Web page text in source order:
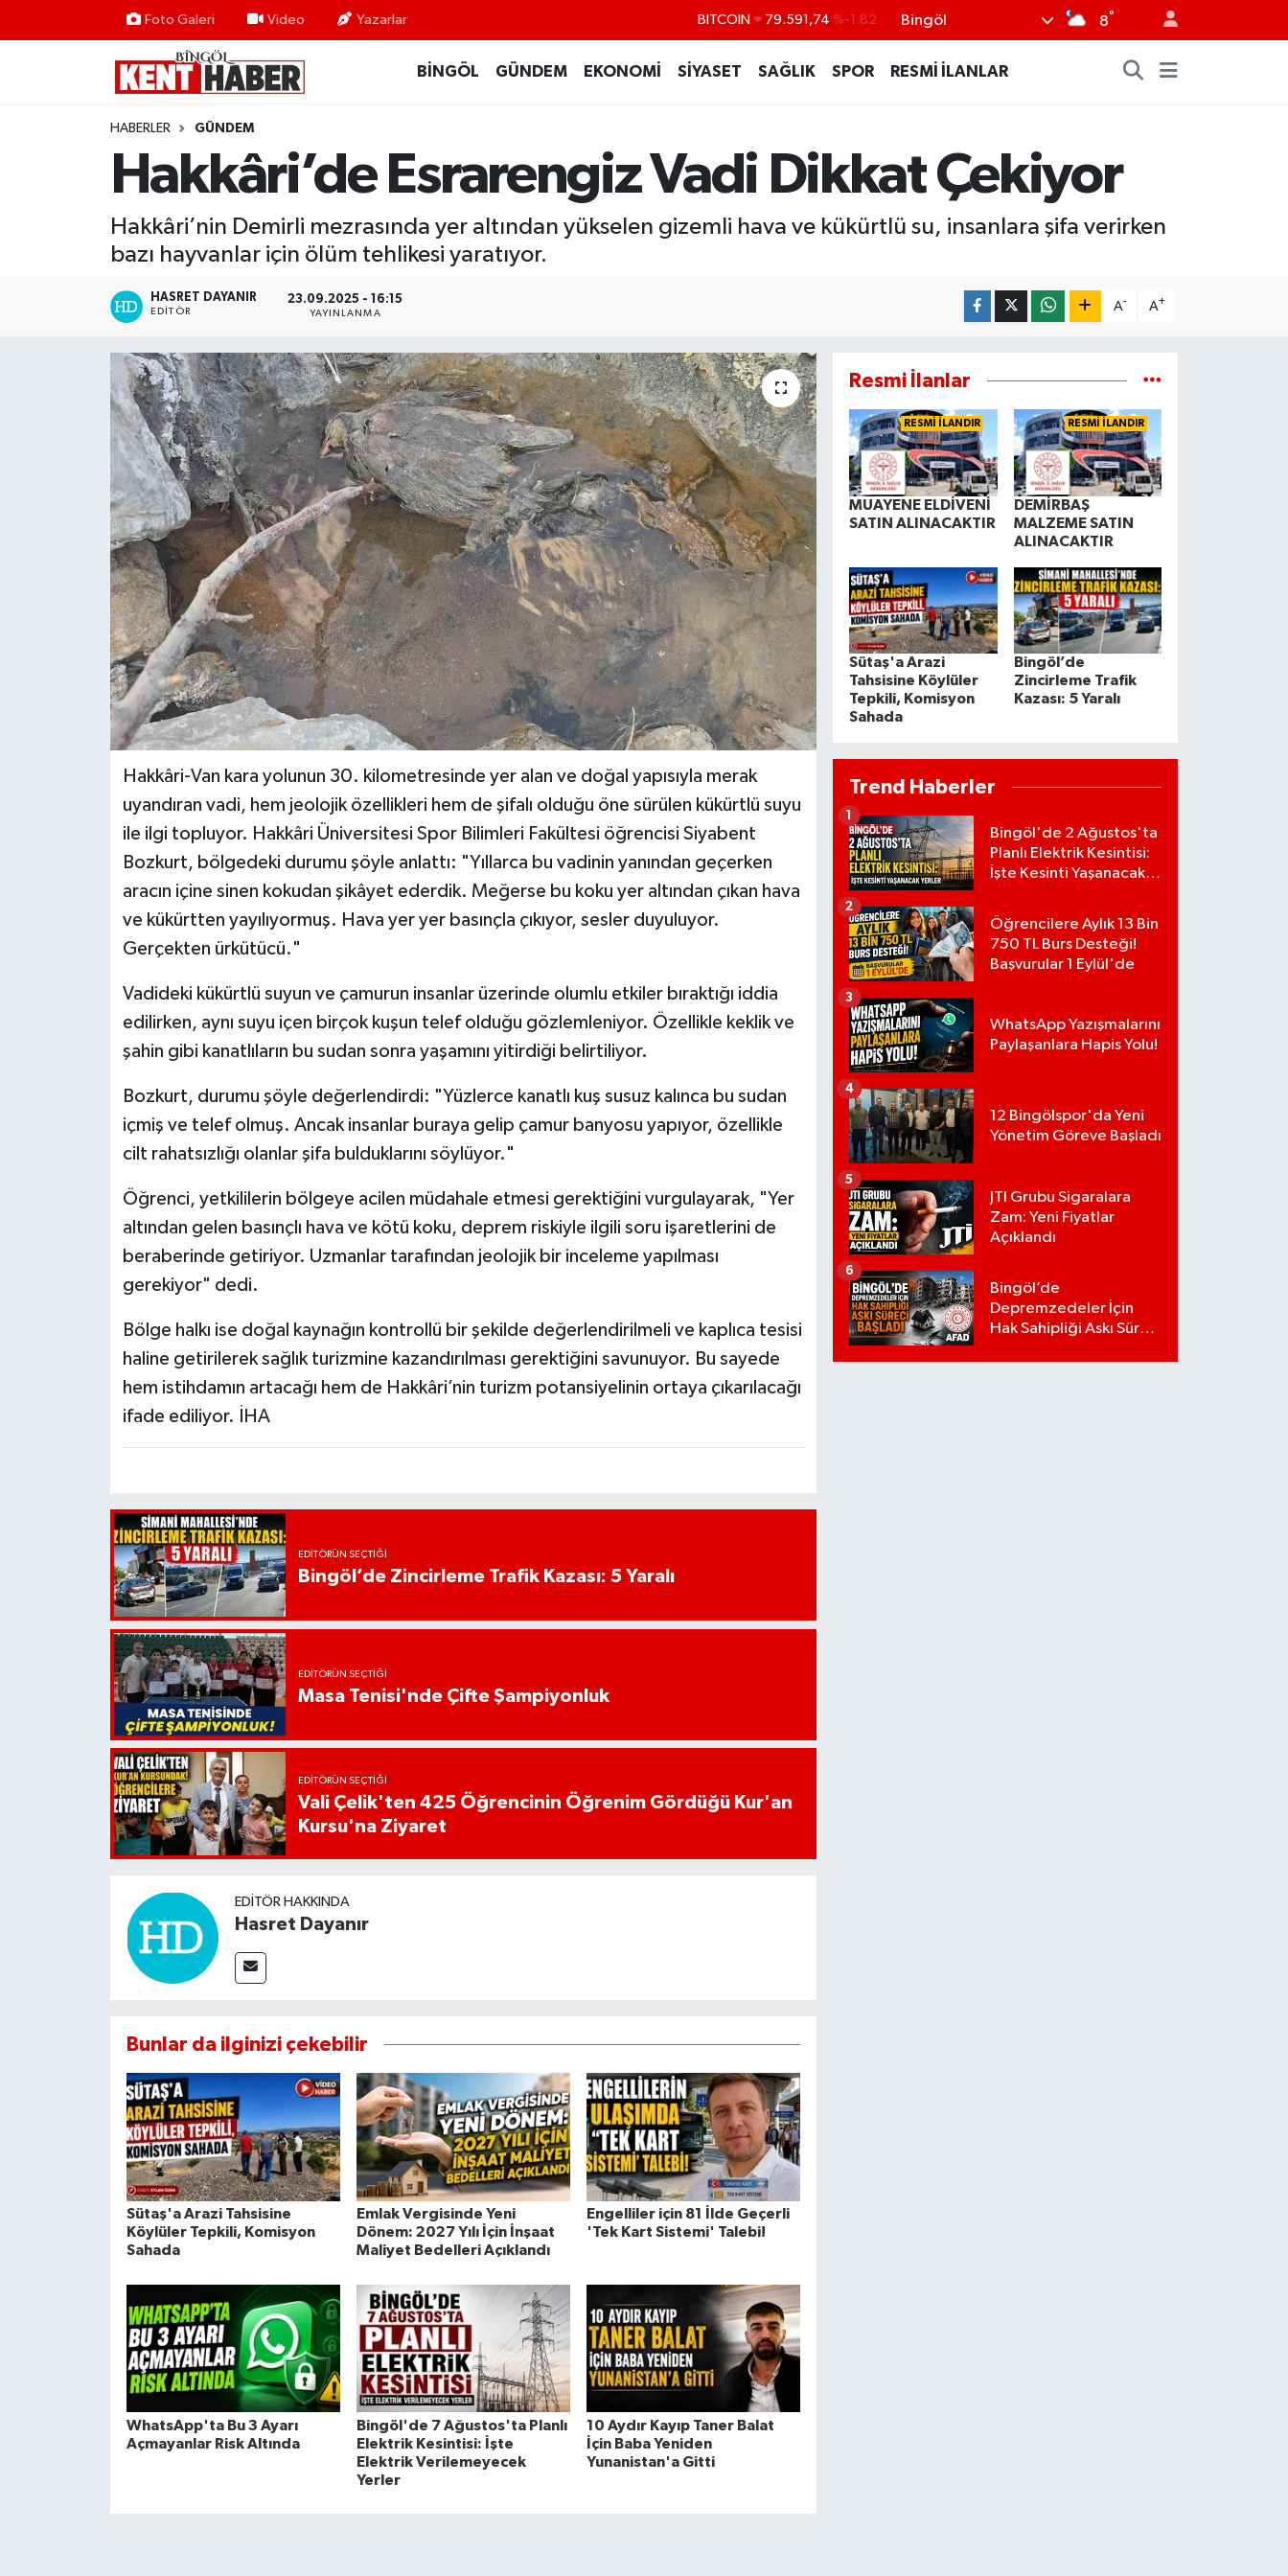
Foto Galeri Video Yazarlar DOLAR 45,43620 %0.02
BİST100 14.598,00 %0
BITCOIN 79.591,74 %-1.82
Bingöl 8°
BİNGÖL GÜNDEM EKONOMİ SİYASET SAĞLIK SPOR RESMİ İLANLAR
HABERLER GÜNDEM
Hakkâri’de Esrarengiz Vadi Dikkat Çekiyor
Hakkâri’nin Demirli mezrasında yer altından yükselen gizemli hava ve kükürtlü su, insanlara şifa verirken
bazı hayvanlar için ölüm tehlikesi yaratıyor.
HASRET DAYANIR
EDITÖR
23.09.2025 - 16:15
YAYINLANMA
A- A+
Hakkâri-Van kara yolunun 30. kilometresinde yer alan ve doğal yapısıyla merak
uyandıran vadi, hem jeolojik özellikleri hem de şifalı olduğu öne sürülen kükürtlü suyu
ile ilgi topluyor. Hakkâri Üniversitesi Spor Bilimleri Fakültesi öğrencisi Siyabent
Bozkurt, bölgedeki durumu şöyle anlattı: "Yıllarca bu vadinin yanından geçerken
aracın içine sinen kokudan şikâyet ederdik. Meğerse bu koku yer altından çıkan hava
ve kükürtten yayılıyormuş. Hava yer yer basınçla çıkıyor, sesler duyuluyor.
Gerçekten ürkütücü."
Vadideki kükürtlü suyun ve çamurun insanlar üzerinde olumlu etkiler bıraktığı iddia
edilirken, aynı suyu içen birçok kuşun telef olduğu gözlemleniyor. Özellikle keklik ve
şahin gibi kanatlıların bu sudan sonra yaşamını yitirdiği belirtiliyor.
Bozkurt, durumu şöyle değerlendirdi: "Yüzlerce kanatlı kuş susuz kalınca bu sudan
içmiş ve telef olmuş. Ancak insanlar buraya gelip çamur banyosu yapıyor, özellikle
cilt rahatsızlığı olanlar şifa bulduklarını söylüyor."
Öğrenci, yetkililerin bölgeye acilen müdahale etmesi gerektiğini vurgulayarak, "Yer
altından gelen basınçlı hava ve kötü koku, deprem riskiyle ilgili soru işaretlerini de
beraberinde getiriyor. Uzmanlar tarafından jeolojik bir inceleme yapılması
gerekiyor" dedi.
Bölge halkı ise doğal kaynağın kontrollü bir şekilde değerlendirilmeli ve kaplıca tesisi
haline getirilerek sağlık turizmine kazandırılması gerektiğini savunuyor. Bu sayede
hem istihdamın artacağı hem de Hakkâri’nin turizm potansiyelinin ortaya çıkarılacağı
ifade ediliyor. İHA
EDITÖRÜN SEÇTIĞI
Bingöl’de Zincirleme Trafik Kazası: 5 Yaralı
EDITÖRÜN SEÇTIĞI
Masa Tenisi'nde Çifte Şampiyonluk
EDITÖRÜN SEÇTIĞI
Vali Çelik'ten 425 Öğrencinin Öğrenim Gördüğü Kur'an
Kursu'na Ziyaret
EDITÖR HAKKINDA
Hasret Dayanır
Bunlar da ilginizi çekebilir
Sütaş'a Arazi Tahsisine
Köylüler Tepkili, Komisyon
Sahada
Emlak Vergisinde Yeni
Dönem: 2027 Yılı İçin İnşaat
Maliyet Bedelleri Açıklandı
Engelliler için 81 İlde Geçerli
'Tek Kart Sistemi' Talebi!
WhatsApp'ta Bu 3 Ayarı
Açmayanlar Risk Altında
Bingöl'de 7 Ağustos'ta Planlı
Elektrik Kesintisi: İşte
Elektrik Verilemeyecek
Yerler
10 Aydır Kayıp Taner Balat
İçin Baba Yeniden
Yunanistan'a Gitti
Resmi İlanlar
RESMİ İLANDIR
MUAYENE ELDİVENİ
SATIN ALINACAKTIR
RESMİ İLANDIR
DEMİRBAŞ
MALZEME SATIN
ALINACAKTIR
Sütaş'a Arazi
Tahsisine Köylüler
Tepkili, Komisyon
Sahada
Bingöl’de
Zincirleme Trafik
Kazası: 5 Yaralı
Trend Haberler
Bingöl'de 2 Ağustos'ta
Planlı Elektrik Kesintisi:
İşte Kesinti Yaşanacak
1
Öğrencilere Aylık 13 Bin
750 TL Burs Desteği!
Başvurular 1 Eylül'de
2
WhatsApp Yazışmalarını
Paylaşanlara Hapis Yolu!
3
12 Bingölspor'da Yeni
Yönetim Göreve Başladı
4
JTI Grubu Sigaralara
Zam: Yeni Fiyatlar
Açıklandı
5
Bingöl’de
Depremzedeler İçin
Hak Sahipliği Askı Süreci
6
BİLİM-TEKNOLOJİ
GÜNDEM
KARLIOVA
MERKEZ
RESMİ İLANLAR
SİYASET
SOLHAN
YAYLADERE
Bingöl Nöbetçi Eczaneler
Bingöl Hava Durumu
Bingöl Namaz Vakitleri
Bingöl Trafik Yoğunluk Haritası
Süper Lig Puan Durumu ve Fikstür
Tüm Manşetler
Son Dakika Haberleri
Haber Arşivi